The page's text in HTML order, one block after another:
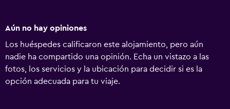
Aún no hay opiniones
Los huéspedes calificaron este alojamiento, pero aún
nadie ha compartido una opinión. Echa un vistazo a las
fotos, los servicios y la ubicación para decidir si es la
opción adecuada para tu viaje.